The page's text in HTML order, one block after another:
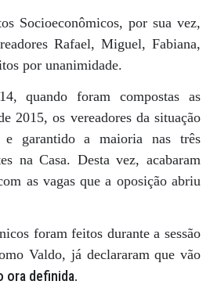
Socioeconômicos, por sua vez,
Rafael, Miguel, Fabiana,
por unanimidade.
quando foram compostas as
2015, os vereadores da situação
e garantido a maioria nas três
na Casa. Desta vez, acabaram
as vagas que a oposição abriu
foram feitos durante a sessão
Valdo, já declararam que vão
ora definida.